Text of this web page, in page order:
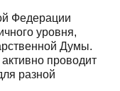
Федерации
уровня,
Думы.
проводит
разной